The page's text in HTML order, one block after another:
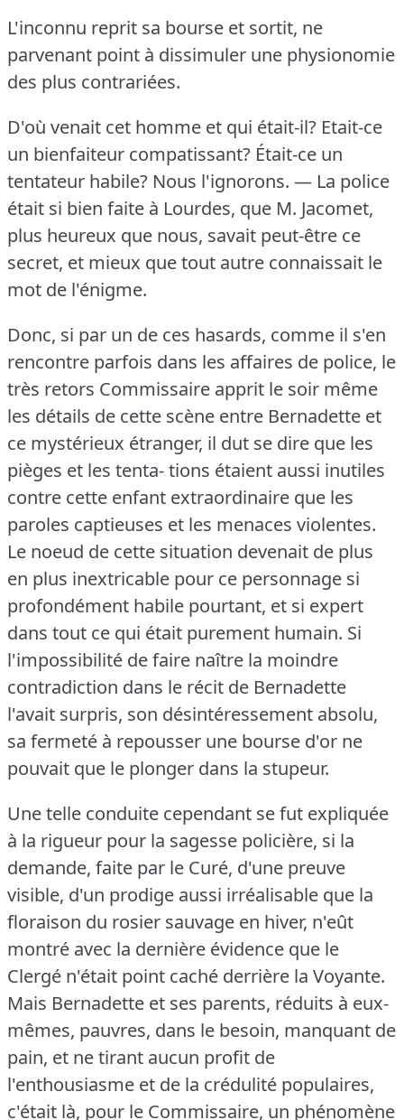
L'inconnu reprit sa bourse et sortit, ne
parvenant point à dissimuler une physionomie
des plus contrariées.
D'où venait cet homme et qui était-il? Etait-ce
un bienfaiteur compatissant? Était-ce un
tentateur habile? Nous l'ignorons. — La police
était si bien faite à Lourdes, que M. Jacomet,
plus heureux que nous, savait peut-être ce
secret, et mieux que tout autre connaissait le
mot de l'énigme.
Donc, si par un de ces hasards, comme il s'en
rencontre parfois dans les affaires de police, le
très retors Commissaire apprit le soir même
les détails de cette scène entre Bernadette et
ce mystérieux étranger, il dut se dire que les
pièges et les tenta- tions étaient aussi inutiles
contre cette enfant extraordinaire que les
paroles captieuses et les menaces violentes.
Le noeud de cette situation devenait de plus
en plus inextricable pour ce personnage si
profondément habile pourtant, et si expert
dans tout ce qui était purement humain. Si
l'impossibilité de faire naître la moindre
contradiction dans le récit de Bernadette
l'avait surpris, son désintéressement absolu,
sa fermeté à repousser une bourse d'or ne
pouvait que le plonger dans la stupeur.
Une telle conduite cependant se fut expliquée
à la rigueur pour la sagesse policière, si la
demande, faite par le Curé, d'une preuve
visible, d'un prodige aussi irréalisable que la
floraison du rosier sauvage en hiver, n'eût
montré avec la dernière évidence que le
Clergé n'était point caché derrière la Voyante.
Mais Bernadette et ses parents, réduits à eux-
mêmes, pauvres, dans le besoin, manquant de
pain, et ne tirant aucun profit de
l'enthousiasme et de la crédulité populaires,
c'était là, pour le Commissaire, un phénomène